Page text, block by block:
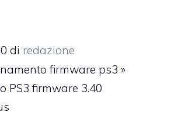
di redazione
firmware ps3 »
PS3 firmware 3.40